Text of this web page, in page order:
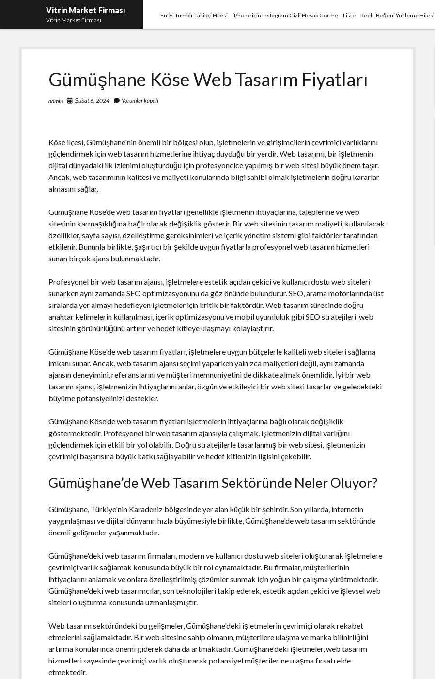
Vitrin Market Firması
Vitrin Market Firması
En İyi Tumblr Takipçi Hilesi iPhone için Instagram Gizli Hesap Görme Liste Reels Beğeni Yükleme Hilesi
Gümüşhane Köse Web Tasarım Fiyatları
admin Şubat 6, 2024 Yorumlar kapalı
Köse ilçesi, Gümüşhane'nin önemli bir bölgesi olup, işletmelerin ve girişimcilerin çevrimiçi varlıklarını
güçlendirmek için web tasarım hizmetlerine ihtiyaç duyduğu bir yerdir. Web tasarımı, bir işletmenin
dijital dünyadaki ilk izlenimi oluşturduğu için profesyonelce yapılmış bir web sitesi büyük önem taşır.
Ancak, web tasarımının kalitesi ve maliyeti konularında bilgi sahibi olmak işletmelerin doğru kararlar
almasını sağlar.
Gümüşhane Köse’de web tasarım fiyatları genellikle işletmenin ihtiyaçlarına, taleplerine ve web
sitesinin karmaşıklığına bağlı olarak değişiklik gösterir. Bir web sitesinin tasarım maliyeti, kullanılacak
özellikler, sayfa sayısı, özelleştirme gereksinimleri ve içerik yönetim sistemi gibi faktörler tarafından
etkilenir. Bununla birlikte, şaşırtıcı bir şekilde uygun fiyatlarla profesyonel web tasarım hizmetleri
sunan birçok ajans bulunmaktadır.
Profesyonel bir web tasarım ajansı, işletmelere estetik açıdan çekici ve kullanıcı dostu web siteleri
sunarken aynı zamanda SEO optimizasyonunu da göz önünde bulundurur. SEO, arama motorlarında üst
sıralarda yer almayı hedefleyen işletmeler için kritik bir faktördür. Web tasarım sürecinde doğru
anahtar kelimelerin kullanılması, içerik optimizasyonu ve mobil uyumluluk gibi SEO stratejileri, web
sitesinin görünürlüğünü artırır ve hedef kitleye ulaşmayı kolaylaştırır.
Gümüşhane Köse'de web tasarım fiyatları, işletmelere uygun bütçelerle kaliteli web siteleri sağlama
imkanı sunar. Ancak, web tasarım ajansı seçimi yaparken yalnızca maliyetleri değil, aynı zamanda
ajansın deneyimini, referanslarını ve müşteri memnuniyetini de dikkate almak önemlidir. İyi bir web
tasarım ajansı, işletmenizin ihtiyaçlarını anlar, özgün ve etkileyici bir web sitesi tasarlar ve gelecekteki
büyüme potansiyelinizi destekler.
Gümüşhane Köse'de web tasarım fiyatları işletmelerin ihtiyaçlarına bağlı olarak değişiklik
göstermektedir. Profesyonel bir web tasarım ajansıyla çalışmak, işletmenizin dijital varlığını
güçlendirmek için etkili bir yol olabilir. Doğru stratejilerle tasarlanmış bir web sitesi, işletmenizin
çevrimiçi başarısına büyük katkı sağlayabilir ve hedef kitlenizin ilgisini çekebilir.
Gümüşhane’de Web Tasarım Sektöründe Neler Oluyor?
Gümüşhane, Türkiye'nin Karadeniz bölgesinde yer alan küçük bir şehirdir. Son yıllarda, internetin
yaygınlaşması ve dijital dünyanın hızla büyümesiyle birlikte, Gümüşhane'de web tasarım sektöründe
önemli gelişmeler yaşanmaktadır.
Gümüşhane'deki web tasarım firmaları, modern ve kullanıcı dostu web siteleri oluşturarak işletmelere
çevrimiçi varlık sağlamak konusunda büyük bir rol oynamaktadır. Bu firmalar, müşterilerinin
ihtiyaçlarını anlamak ve onlara özelleştirilmiş çözümler sunmak için yoğun bir çalışma yürütmektedir.
Gümüşhane'deki web tasarımcılar, son teknolojileri takip ederek, estetik açıdan çekici ve işlevsel web
siteleri oluşturma konusunda uzmanlaşmıştır.
Web tasarım sektöründeki bu gelişmeler, Gümüşhane'deki işletmelerin çevrimiçi olarak rekabet
etmelerini sağlamaktadır. Bir web sitesine sahip olmanın, müşterilere ulaşma ve marka bilinirliğini
artırma konularında önemi giderek daha da artmaktadır. Gümüşhane'deki işletmeler, web tasarım
hizmetleri sayesinde çevrimiçi varlık oluşturarak potansiyel müşterilerine ulaşma fırsatı elde
etmektedir.